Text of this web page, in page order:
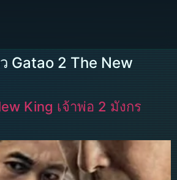
Gatao 2 The New
King เจ้าพ่อ 2 มังกร